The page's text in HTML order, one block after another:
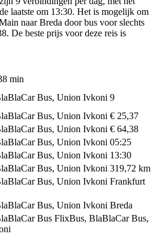
laatste om 13:30. Het is mogelijk om
naar Breda door bus voor slechts
De beste prijs voor deze reis is
min
Bus, Union Ivkoni 9
Bus, Union Ivkoni € 25,37
Bus, Union Ivkoni € 64,38
Bus, Union Ivkoni 05:25
Bus, Union Ivkoni 13:30
Bus, Union Ivkoni 319,72 km
Bus, Union Ivkoni Frankfurt
Bus, Union Ivkoni Breda
Bus FlixBus, BlaBlaCar Bus,